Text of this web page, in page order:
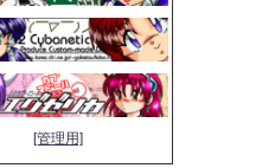
[管理用]